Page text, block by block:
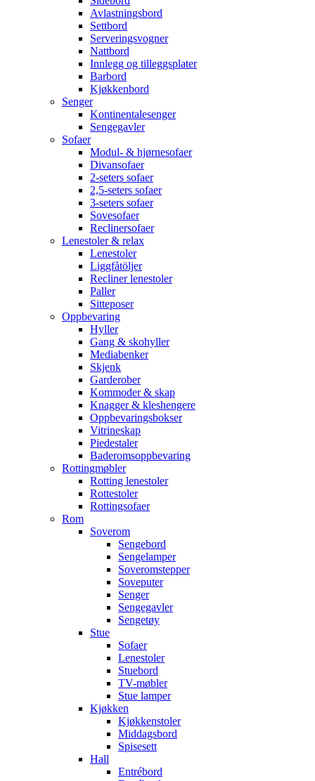
Avlastningsbord
Settbord
Serveringsvogner
Nattbord
Innlegg og tilleggsplater
Barbord
Kjøkkenbord
Senger
Kontinentalesenger
Sengegavler
Sofaer
Modul- & hjørnesofaer
Divansofaer
2-seters sofaer
2,5-seters sofaer
3-seters sofaer
Sovesofaer
Reclinersofaer
Lenestoler & relax
Lenestoler
Liggfåtöljer
Recliner lenestoler
Paller
Sitteposer
Oppbevaring
Hyller
Gang & skohyller
Mediabenker
Skjenk
Garderober
Kommoder & skap
Knagger & kleshengere
Oppbevaringsbokser
Vitrineskap
Piedestaler
Baderomsoppbevaring
Rottingmøbler
Rotting lenestoler
Rottestoler
Rottingsofaer
Rom
Soverom
Sengebord
Sengelamper
Soveromstepper
Soveputer
Senger
Sengegavler
Sengetøy
Stue
Sofaer
Lenestoler
Stuebord
TV-møbler
Stue lamper
Kjøkken
Kjøkkenstoler
Middagsbord
Spisesett
Hall
Entrébord